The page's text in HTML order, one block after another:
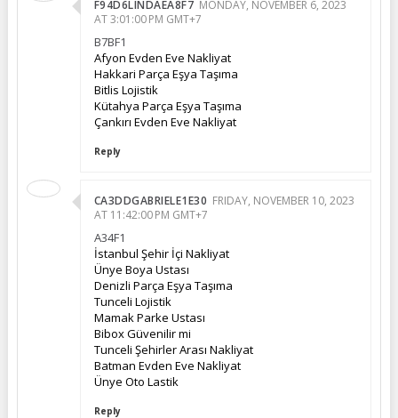
F94D6LINDAEA8F7 MONDAY, NOVEMBER 6, 2023
AT 3:01:00 PM GMT+7
B7BF1
Afyon Evden Eve Nakliyat
Hakkari Parça Eşya Taşıma
Bitlis Lojistik
Kütahya Parça Eşya Taşıma
Çankırı Evden Eve Nakliyat
Reply
CA3DDGABRIELE1E30 FRIDAY, NOVEMBER 10, 2023
AT 11:42:00 PM GMT+7
A34F1
İstanbul Şehir İçi Nakliyat
Ünye Boya Ustası
Denizli Parça Eşya Taşıma
Tunceli Lojistik
Mamak Parke Ustası
Bibox Güvenilir mi
Tunceli Şehirler Arası Nakliyat
Batman Evden Eve Nakliyat
Ünye Oto Lastik
Reply